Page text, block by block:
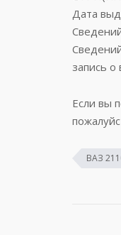
Дата
запись
Если вы
ВАЗ